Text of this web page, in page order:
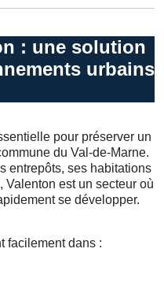
: une solution
urbains
pour préserver un
du Val-de-Marne.
entrepôts, ses habitations
Valenton est un secteur où
se développer.
facilement dans :